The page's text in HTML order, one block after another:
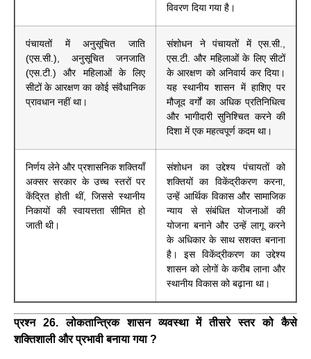
विवरण दिया गया है।
पंचायतों में अनुसूचित जाति
(एस.सी.), अनुसूचित जनजाति
(एस.टी.) और महिलाओं के लिए
सीटों के आरक्षण का कोई संवैधानिक
प्रावधान नहीं था।
संशोधन ने पंचायतों में एस.सी.,
एस.टी. और महिलाओं के लिए सीटों
के आरक्षण को अनिवार्य कर दिया।
यह स्थानीय शासन में हाशिए पर
मौजूद वर्गों का अधिक प्रतिनिधित्व
और भागीदारी सुनिश्चित करने की
दिशा में एक महत्वपूर्ण कदम था।
निर्णय लेने और प्रशासनिक शक्तियाँ
अक्सर सरकार के उच्च स्तरों पर
केंद्रित होती थीं, जिससे स्थानीय
निकायों की स्वायत्तता सीमित हो
जाती थी।
संशोधन का उद्देश्य पंचायतों को
शक्तियों का विकेंद्रीकरण करना,
उन्हें आर्थिक विकास और सामाजिक
न्याय से संबंधित योजनाओं की
योजना बनाने और उन्हें लागू करने
के अधिकार के साथ सशक्त बनाना
है। इस विकेंद्रीकरण का उद्देश्य
शासन को लोगों के करीब लाना और
स्थानीय विकास को बढ़ाना था।
प्रश्न 26. लोकतान्त्रिक शासन व्यवस्था में तीसरे स्तर को कैसे
शक्तिशाली और प्रभावी बनाया गया ?